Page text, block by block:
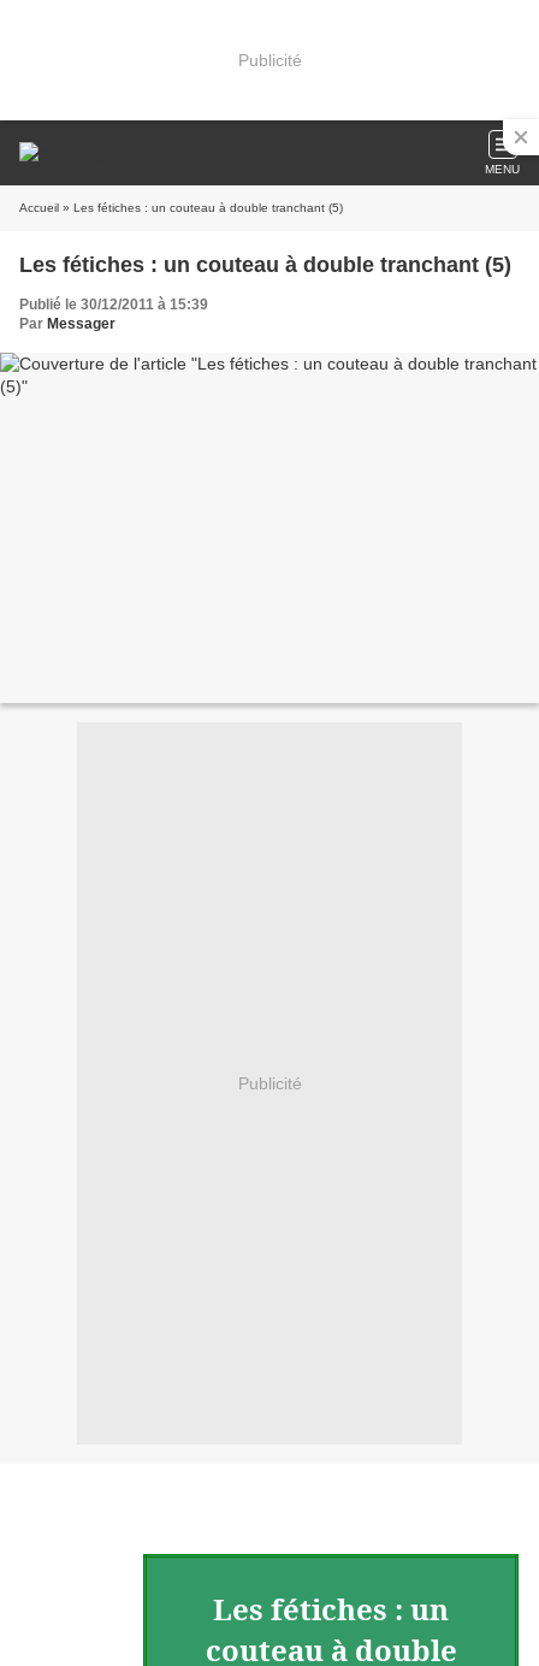
Publicité
MENU
Accueil » Les fétiches : un couteau à double tranchant (5)
Les fétiches : un couteau à double tranchant (5)
Publié le 30/12/2011 à 15:39
Par Messager
Publicité
Les fétiches : un
couteau à double